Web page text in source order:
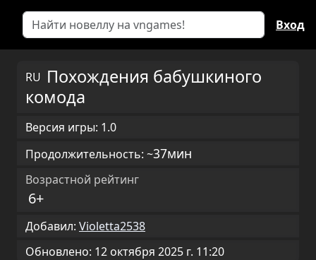
Вход
RU Похождения бабушкиного
комода
Версия игры: 1.0
Продолжительность: ~37мин
Возрастной рейтинг
6+
Добавил: Violetta2538
Обновлено: 12 октября 2025 г. 11:20